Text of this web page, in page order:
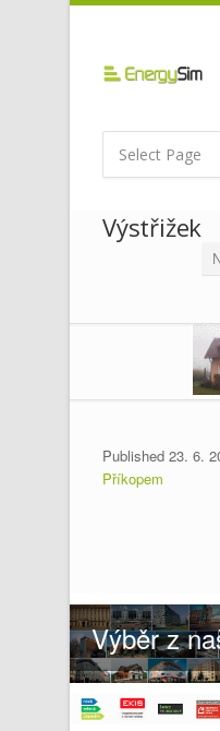
Výstřižek
Published 23. 6.
Příkopem
Výběr z